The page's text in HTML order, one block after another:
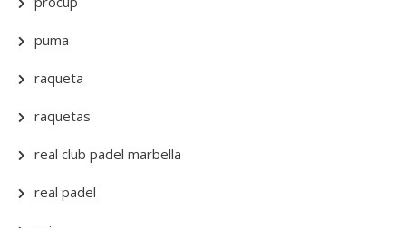
puma
raqueta
raquetas
real club padel marbella
real padel